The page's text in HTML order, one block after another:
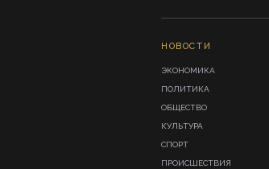
НОВОСТИ
ЭКОНОМИКА
ПОЛИТИКА
ОБЩЕСТВО
КУЛЬТУРА
СПОРТ
ПРОИСШЕСТВИЯ